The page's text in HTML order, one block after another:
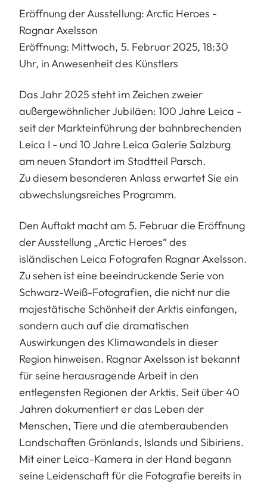
Eröffnung der Ausstellung: Arctic Heroes -
Ragnar Axelsson
Eröffnung: Mittwoch, 5. Februar 2025, 18:30
Uhr, in Anwesenheit des Künstlers
Das Jahr 2025 steht im Zeichen zweier
außergewöhnlicher Jubiläen: 100 Jahre Leica -
seit der Markteinführung der bahnbrechenden
Leica I - und 10 Jahre Leica Galerie Salzburg
am neuen Standort im Stadtteil Parsch.
Zu diesem besonderen Anlass erwartet Sie ein
abwechslungsreiches Programm.
Den Auftakt macht am 5. Februar die Eröffnung
der Ausstellung „Arctic Heroes“ des
isländischen Leica Fotografen Ragnar Axelsson.
Zu sehen ist eine beeindruckende Serie von
Schwarz-Weiß-Fotografien, die nicht nur die
majestätische Schönheit der Arktis einfangen,
sondern auch auf die dramatischen
Auswirkungen des Klimawandels in dieser
Region hinweisen. Ragnar Axelsson ist bekannt
für seine herausragende Arbeit in den
entlegensten Regionen der Arktis. Seit über 40
Jahren dokumentiert er das Leben der
Menschen, Tiere und die atemberaubenden
Landschaften Grönlands, Islands und Sibiriens.
Mit einer Leica-Kamera in der Hand begann
seine Leidenschaft für die Fotografie bereits in